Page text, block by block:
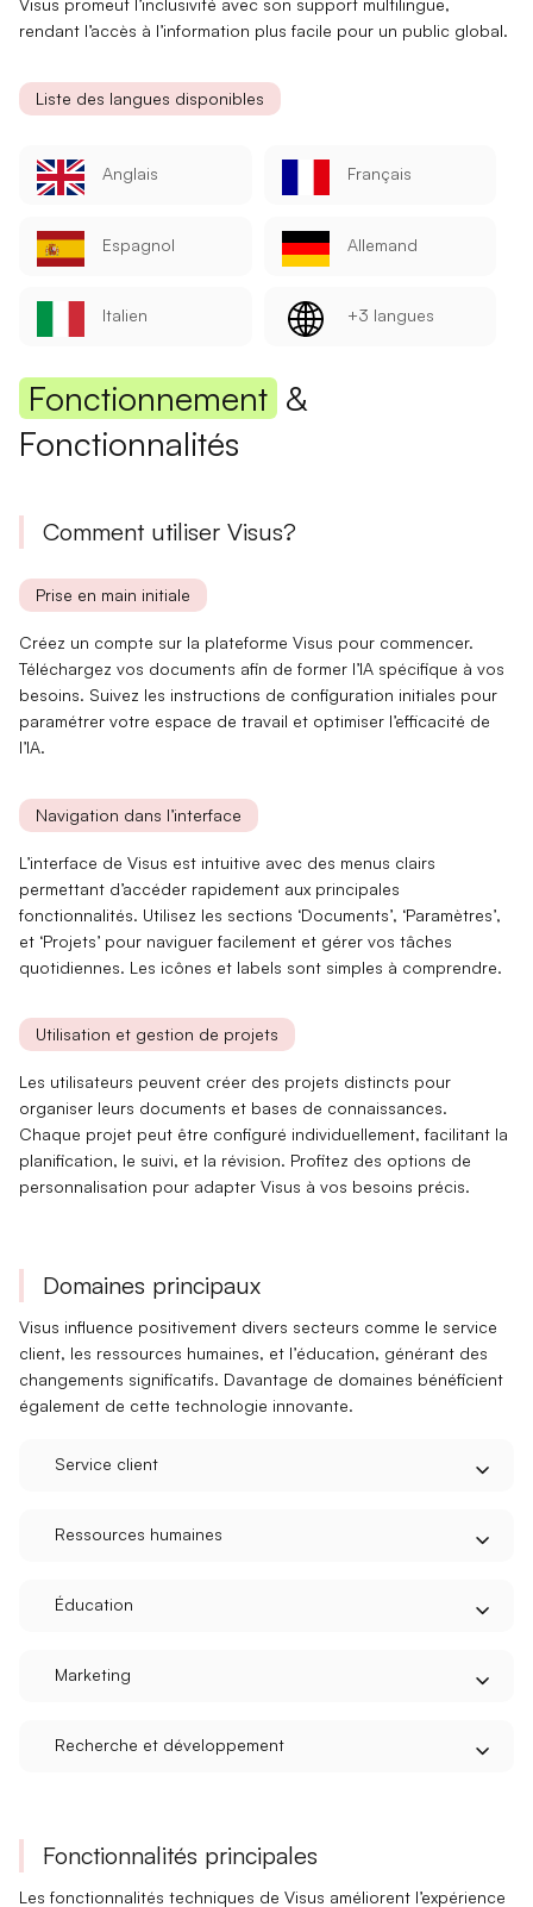
Visus promeut l’inclusivité avec son support multilingue,
rendant l’accès à l’information plus facile pour un public global.
Liste des langues disponibles
Anglais Français
Espagnol Allemand
Italien +3 langues
Fonctionnement &
Fonctionnalités
Comment utiliser Visus?
Prise en main initiale
Créez un compte sur la plateforme Visus pour commencer.
Téléchargez vos documents afin deformer l’IA spécifique à vos
besoins. Suivez les instructions de configuration initiales pour
paramétrer votre espace de travail et optimiser l’efficacité de
l’IA.
Navigation dans l’interface
L’interface de Visus est intuitive avec des menus clairs
permettant d’accéder rapidement aux principales
fonctionnalités. Utilisez les sections ‘Documents’, ‘Paramètres’,
et ‘Projets’ pour naviguer facilement et gérer vos tâches
quotidiennes. Les icônes et labels sont simples à comprendre.
Utilisation et gestion de projets
Les utilisateurs peuvent créer des projets distincts pour
organiser leurs documents et bases de connaissances.
Chaque projet peut être configuré individuellement, facilitant la
planification, le suivi, et la révision. Profitez des options de
personnalisation pour adapter Visus à vos besoins précis.
Domaines principaux
Visus influence positivement divers secteurs comme le service
client, les ressources humaines, et l’éducation, générant des
changements significatifs. Davantage de domaines bénéficient
également de cette technologie innovante.
Service client
Ressources humaines
Éducation
Marketing
Recherche et développement
Fonctionnalités principales
Les fonctionnalités techniques de Visus améliorent l’expérience